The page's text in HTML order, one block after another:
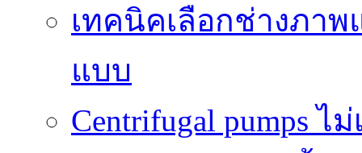
เทคนิคเลือกช่างภา
แบบ
Centrifugal pumps